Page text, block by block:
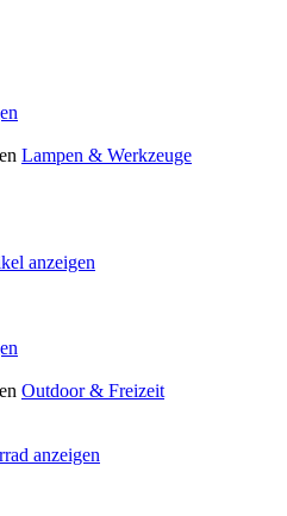
Lampen & Werkzeuge
anzeigen
Outdoor & Freizeit
anzeigen